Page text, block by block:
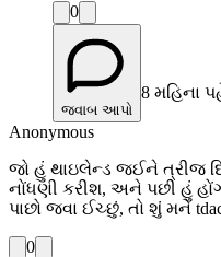
0
જવાબ આપો
8 મહિના
Anonymous
જો હું થાઇલેન્ડ જઈને ત્રીજ
નોંધણી કરીશ, અને પછી હું
પાછો જવા ઈચ્છું, તો શું મને
0